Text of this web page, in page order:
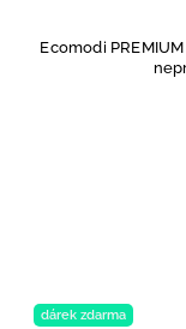
Ecomodi
dárek zdarma